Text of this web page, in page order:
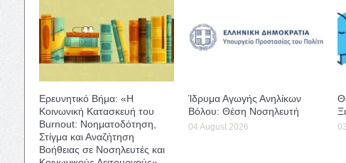
Ερευνητικό Βήμα: «Η
Κοινωνική Κατασκευή του
Burnout: Νοηματοδότηση,
Στίγμα και Αναζήτηση
Βοήθειας σε Νοσηλευτές και
Ίδρυμα Αγωγής Ανηλίκων
Βόλου: Θέση Νοσηλευτή
04 August 2026